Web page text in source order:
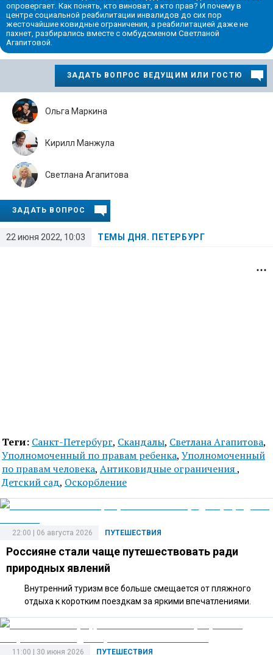
опровергает. Как понять, кто виноват, а кто прав? И почему в
центре социальной реабилитации инвалидов до сих пор
жесточайшие ковидные ограничения, а реабилитацией даже не
пахнет, разбирались вместе с омбудсменом Светланой
Агапитовой.
ЗАДАТЬ ВОПРОС ВЕДУЩИМ ИЛИ ГОСТЮ
22 июня 2022, 10:03 ТЕМЫ ДНЯ. ПЕТЕРБУРГ
Ольга Маркина
Кирилл Манжула
Светлана Агапитова
ЗАДАТЬ ВОПРОС
Теги: Санкт-Петербург, Скандалы, Светлана Агапитова,
Уполномоченный по правам ребенка, Уполномоченный
по правам человека, Антиковидные ограничения,
Детский сад, Оскорбление
ПУТЕШЕСТВИЯ
22:00 | 06 августа 2026
Россияне стали чаще путешествовать ради
природных явлений
Внутренний туризм все больше смещается от пляжного
отдыха к коротким поездкам за яркими впечатлениями.
ПУТЕШЕСТВИЯ
11:00 | 30 июня 2026